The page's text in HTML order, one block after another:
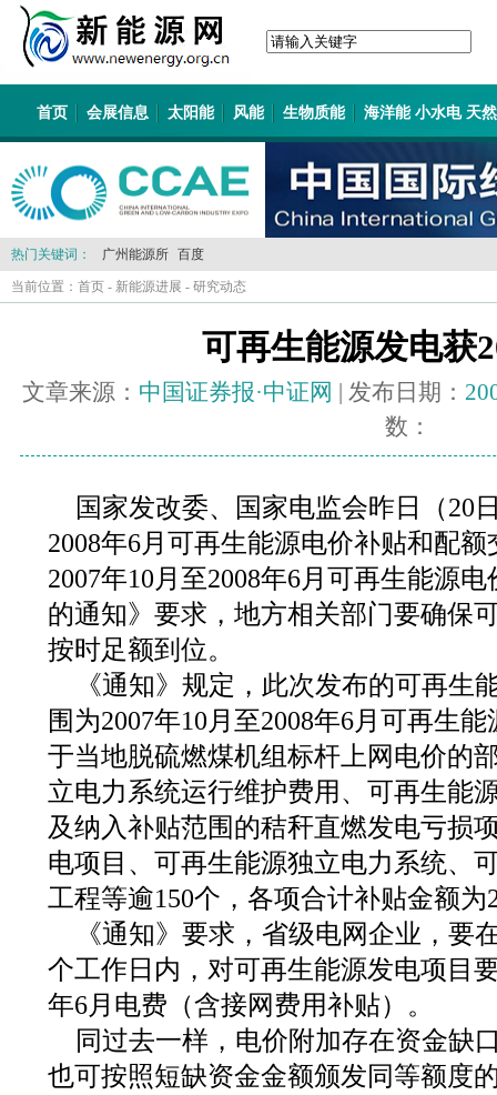
首页 会展信息 太阳能 风能 生物质能 海洋能 小水电 天
热门关键词： 广州能源所 百度
当前位置： 首页 - 新能源进展 - 研究动态
可再生能源发电获
文章来源： 中国证券报·中证网 | 发布日期：
数：
国家发改委、国家电监会昨日（20
2008年6月可再生能源电价补贴和配
2007年10月至2008年6月可再生能源
的通知》要求，地方相关部门要确保
按时足额到位。
《通知》规定，此次发布的可再生
围为2007年10月至2008年6月可再生
于当地脱硫燃煤机组标杆上网电价的
立电力系统运行维护费用、可再生能
及纳入补贴范围的秸秆直燃发电亏损
电项目、可再生能源独立电力系统、
工程等逾150个，各项合计补贴金额为
《通知》要求，省级电网企业，要
个工作日内，对可再生能源发电项目
年6月电费（含接网费用补贴）。
同过去一样，电价附加存在资金缺
也可按照短缺资金金额颁发同等额度